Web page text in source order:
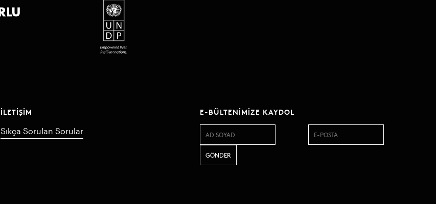
İLETIŞIM
Sıkça Sorulan Sorular
E-BÜLTENIMIZE KAYDOL